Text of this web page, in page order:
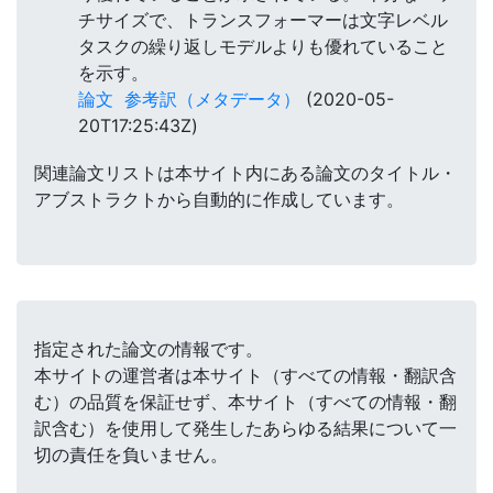
チサイズで、トランスフォーマーは文字レベル
タスクの繰り返しモデルよりも優れていること
を示す。
論文 参考訳（メタデータ）
(2020-05-
20T17:25:43Z)
関連論文リストは本サイト内にある論文のタイトル・
アブストラクトから自動的に作成しています。
指定された論文の情報です。
本サイトの運営者は本サイト（すべての情報・翻訳含
む）の品質を保証せず、本サイト（すべての情報・翻
訳含む）を使用して発生したあらゆる結果について一
切の責任を負いません。